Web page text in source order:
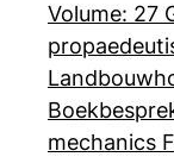
Volume: 27
mechanics